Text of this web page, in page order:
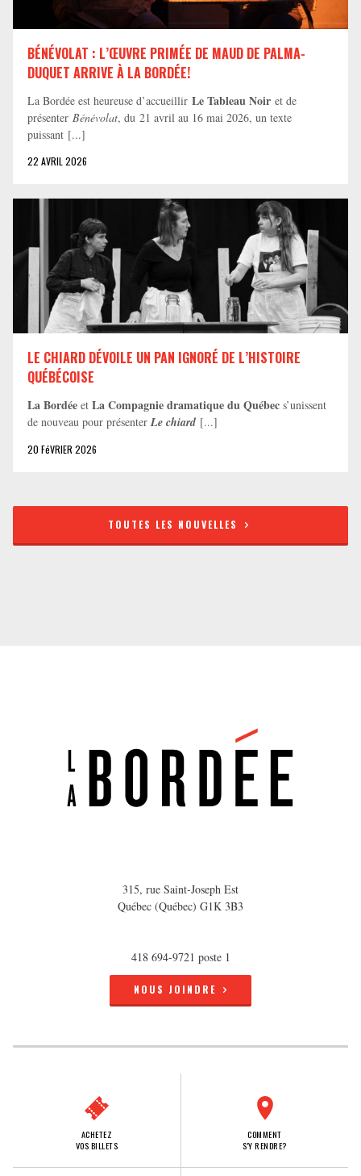
BÉNÉVOLAT : L’ŒUVRE PRIMÉE DE MAUD DE PALMA-
DUQUET ARRIVE À LA BORDÉE!
La Bordée est heureuse d’accueillir Le Tableau Noir et de
présenter Bénévolat, du 21 avril au 16 mai 2026, un texte
puissant [...]
22 AVRIL 2026
LE CHIARD DÉVOILE UN PAN IGNORÉ DE L’HISTOIRE
QUÉBÉCOISE
La Bordée et La Compagnie dramatique du Québec s’unissent
de nouveau pour présenter Le chiard [...]
20 FéVRIER 2026
TOUTES LES NOUVELLES
315, rue Saint-Joseph Est
Québec (Québec) G1K 3B3
418 694-9721 poste 1
NOUS JOINDRE
ACHETEZ
VOS BILLETS
COMMENT
S'Y RENDRE?